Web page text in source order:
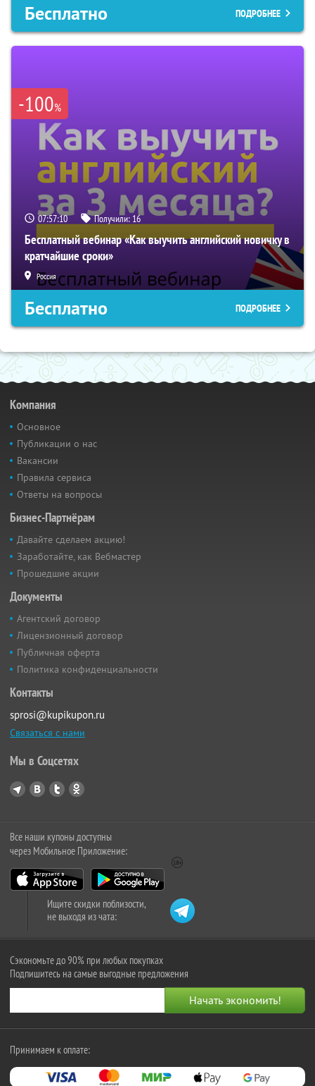
Бесплатно ПОДРОБНЕЕ
-100%
07:57:10 Получили: 16
Бесплатный вебинар «Как выучить английский новичку в
кратчайшие сроки»
Россия
Бесплатно ПОДРОБНЕЕ
Компания
Основное
Публикации о нас
Вакансии
Правила сервиса
Ответы на вопросы
Бизнес-Партнёрам
Давайте сделаем акцию!
Заработайте, как Вебмастер
Прошедшие акции
Документы
Агентский договор
Лицензионный договор
Публичная оферта
Политика конфиденциальности
Контакты
sprosi@kupikupon.ru
Связаться с нами
Мы в Соцсетях
Все наши купоны доступны
через Мобильное Приложение:
Ищите скидки поблизости,
не выходя из чата:
Сэкономьте до 90% при любых покупках
Подпишитесь на самые выгодные предложения
Принимаем к оплате: